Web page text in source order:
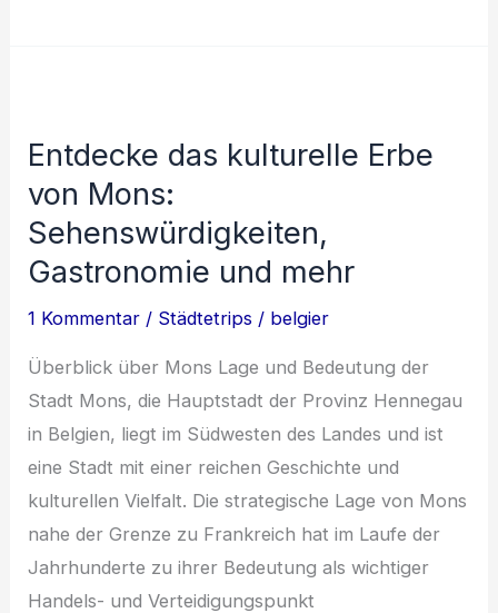
Entdecke das kulturelle Erbe
von Mons:
Sehenswürdigkeiten,
Gastronomie und mehr
1 Kommentar / Städtetrips / belgier
Überblick über Mons Lage und Bedeutung der
Stadt Mons, die Hauptstadt der Provinz Hennegau
in Belgien, liegt im Südwesten des Landes und ist
eine Stadt mit einer reichen Geschichte und
kulturellen Vielfalt. Die strategische Lage von Mons
nahe der Grenze zu Frankreich hat im Laufe der
Jahrhunderte zu ihrer Bedeutung als wichtiger
Handels- und Verteidigungspunkt